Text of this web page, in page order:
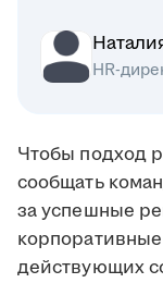
HR-
Чтобы подход
сообщать
за успешные
действующих